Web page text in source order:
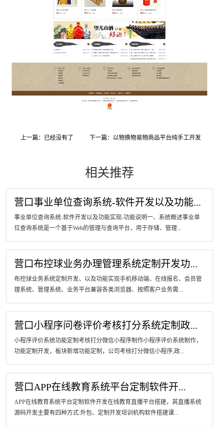
上一篇：已经没有了 下一篇：以物换物易物商品平台纯手工开发
相关推荐
营口事业单位查询系统-软件开发以及功能...
事业单位查询系统-软件开发以及功能实现-功能说明一、系统概述事业单
位查询系统是一个基于Web的管理与查询平台，用于存储、管理...
营口布控球业务办理管理系统定制开发功...
布控球业务系统定制开发、以及功能实现手机移动端、在线报名、会员管
理系统、管理系统、业务平台兼容各类浏览器、按照客户业务需...
营口小程序问卷评价考核打分系统定制政...
小程序评价系统功能定制考核打分微信小程序制作小程序评价系统制作，
功能定制开发，板块新增功能定制，公司考核打分微信小程序,政...
营口APP在线教育系统平台定制软件开...
APP在线教育系统平台定制软件开发在线教育直播平台搭建，其直播系统
源码开发主要有四种方式:外包、定制开发培训机构软件搭建课...